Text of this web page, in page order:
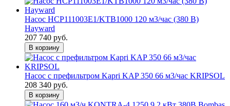
Насос HCP111003E1/KTB1000 120 м3/час (380 В)
Hayward
207 740 руб.
В корзину
Насос с префильтром Kapri KAP 350 66 м3/час KRIPSOL
208 340 руб.
В корзину